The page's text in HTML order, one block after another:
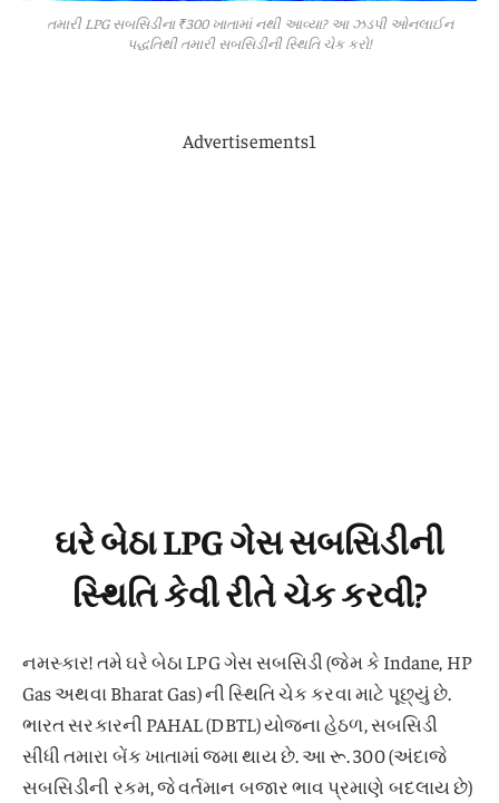
તમારી LPG સબસિડીના ₹300 ખાતામાં નથી આવ્યા? આ ઝડપી ઓનલાઈન
પદ્ધતિથી તમારી સબસિડીની સ્થિતિ ચેક કરો!
Advertisements1
ઘરે બેઠા LPG ગેસ સબસિડીની
સ્થિતિ કેવી રીતે ચેક કરવી?
નમસ્કાર! તમે ઘરે બેઠા LPG ગેસ સબસિડી (જેમ કે Indane, HP
Gas અથવા Bharat Gas) ની સ્થિતિ ચેક કરવા માટે પૂછ્યું છે.
ભારત સરકારની PAHAL (DBTL) યોજના હેઠળ, સબસિડી
સીધી તમારા બેંક ખાતામાં જમા થાય છે. આ રૂ. 300 (અંદાજે
સબસિડીની રકમ, જે વર્તમાન બજાર ભાવ પ્રમાણે બદલાય છે)